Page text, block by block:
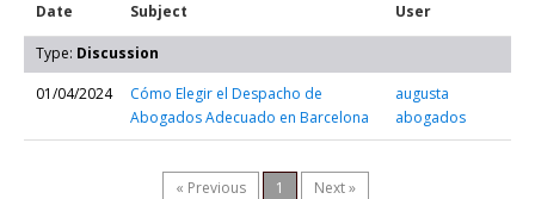
Date Subject User
Type: Discussion
01/04/2024
Cómo Elegir el Despacho de
Abogados Adecuado en Barcelona
augusta
abogados
« Previous 1 Next »